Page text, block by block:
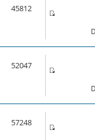
45812
52047
57248